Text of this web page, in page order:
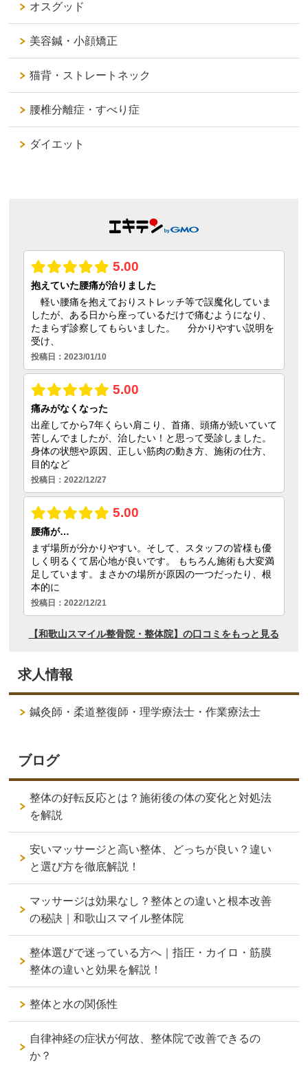
オスグッド
美容鍼・小顔矯正
猫背・ストレートネック
腰椎分離症・すべり症
ダイエット
求人情報
鍼灸師・柔道整復師・理学療法士・作業療法士
ブログ
整体の好転反応とは？施術後の体の変化と対処法
を解説
安いマッサージと高い整体、どっちが良い？違い
と選び方を徹底解説！
マッサージは効果なし？整体との違いと根本改善
の秘訣｜和歌山スマイル整体院
整体選びで迷っている方へ｜指圧・カイロ・筋膜
整体の違いと効果を解説！
整体と水の関係性
自律神経の症状が何故、整体院で改善できるの
か？